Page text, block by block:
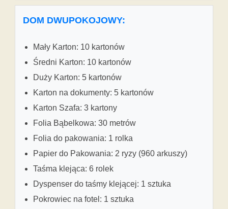
DOM DWUPOKOJOWY:
Mały Karton: 10 kartonów
Średni Karton: 10 kartonów
Duży Karton: 5 kartonów
Karton na dokumenty: 5 kartonów
Karton Szafa: 3 kartony
Folia Bąbelkowa: 30 metrów
Folia do pakowania: 1 rolka
Papier do Pakowania: 2 ryzy (960 arkuszy)
Taśma klejąca: 6 rolek
Dyspenser do taśmy klejącej: 1 sztuka
Pokrowiec na fotel: 1 sztuka